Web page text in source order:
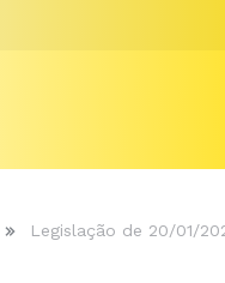
Legislação de 20/01/